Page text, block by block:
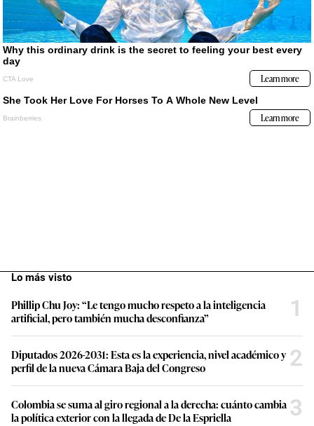
Lo más visto
Phillip Chu Joy: “Le tengo mucho respeto a la inteligencia
artificial, pero también mucha desconfianza”
1
Diputados 2026-2031: Esta es la experiencia, nivel académico y
perfil de la nueva Cámara Baja del Congreso
2
Colombia se suma al giro regional a la derecha: cuánto cambia
la política exterior con la llegada de De la Espriella
3